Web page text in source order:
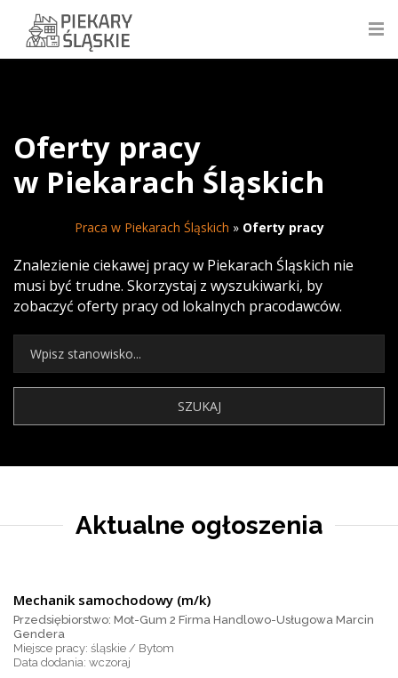
Oferty pracy
w Piekarach Śląskich
Praca w Piekarach Śląskich » Oferty pracy
Znalezienie ciekawej pracy w Piekarach Śląskich nie
musi być trudne. Skorzystaj z wyszukiwarki, by
zobaczyć oferty pracy od lokalnych pracodawców.
Aktualne ogłoszenia
Mechanik samochodowy (m/k)
Przedsiębiorstwo: Mot-Gum 2 Firma Handlowo-Usługowa Marcin
Gendera
Miejsce pracy: śląskie / Bytom
wczoraj